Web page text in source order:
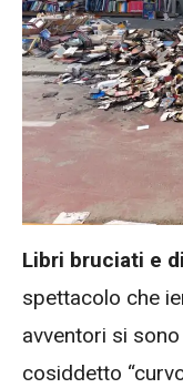
Libri bruciati e
spettacolo che
avventori si
cosiddetto